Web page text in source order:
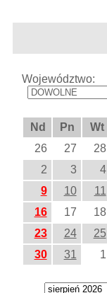
Województwo:
Nd Pn Wt
26
27 28
2
3 4
9
10 11
16
17 18
23
24 25
30
31 1